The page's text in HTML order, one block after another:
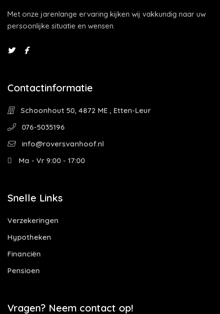
Met onze jarenlange ervaring kijken wij vakkundig naar uw
persoonlijke situatie en wensen.
Contactinformatie
Schoonhout 50, 4872 ME , Etten-Leur
076-5035196
info@roversvanhoof.nl
Ma - Vr 9:00 - 17:00
Snelle Links
Verzekeringen
Hypotheken
Financiën
Pensioen
Vragen? Neem contact op!